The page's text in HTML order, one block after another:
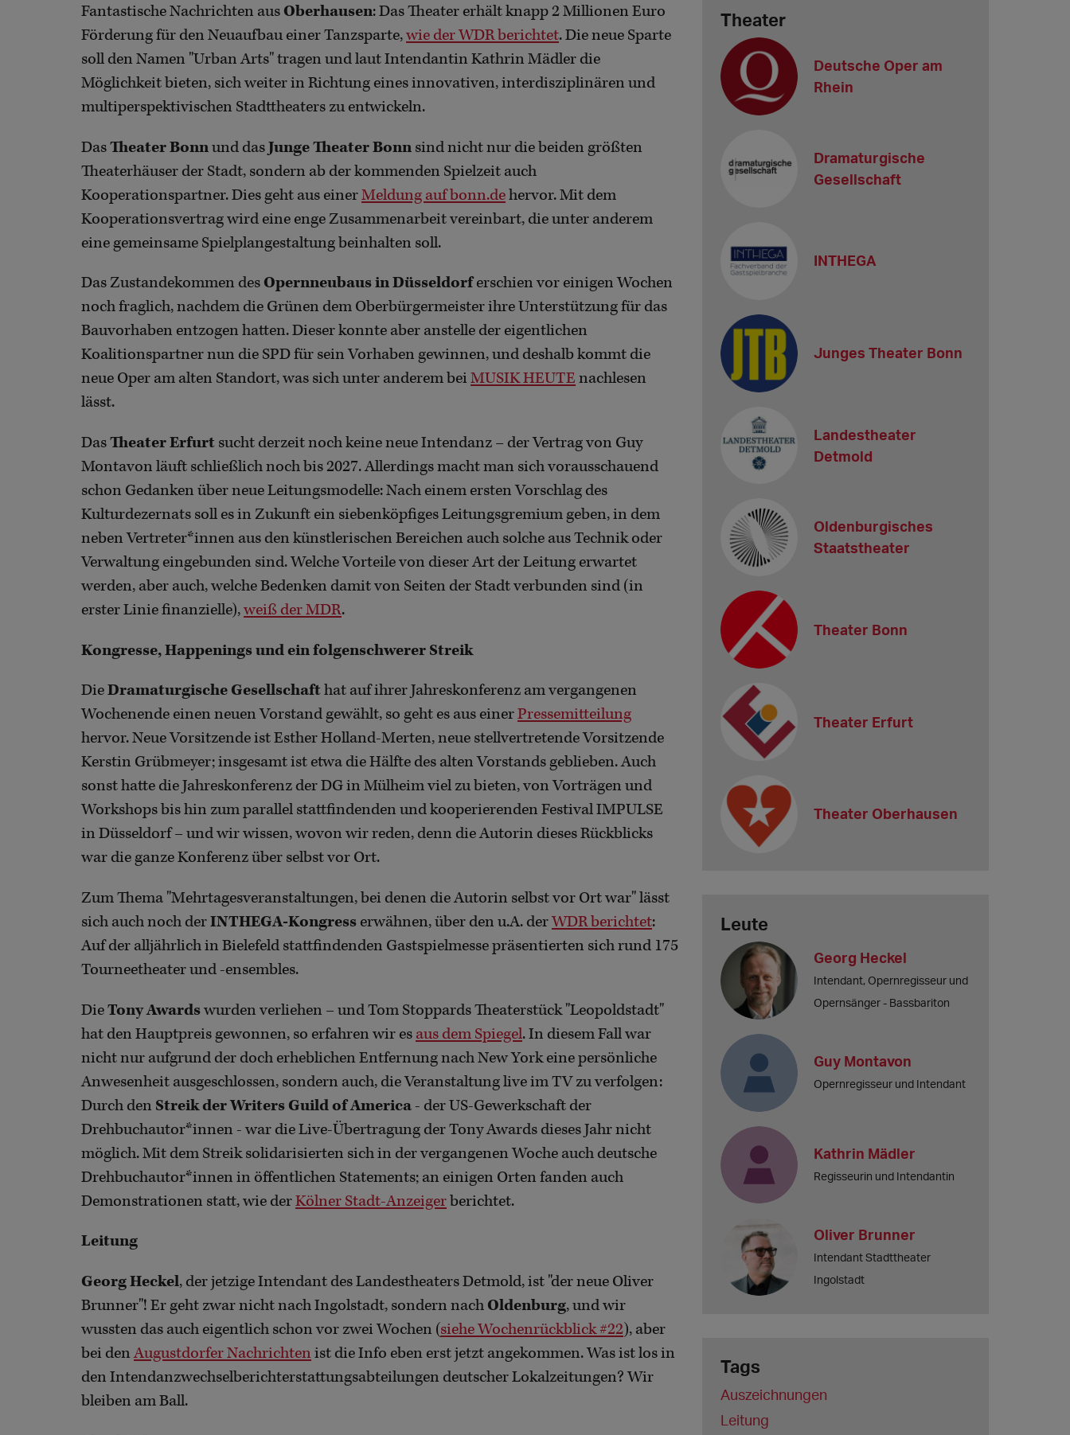
Fantastische Nachrichten aus Oberhausen: Das Theater erhält knapp 2 Millionen Euro
Förderung für den Neuaufbau einer Tanzsparte,wie der WDR berichtet. Die neue Sparte
soll den Namen "Urban Arts" tragen und laut Intendantin Kathrin Mädler die
Möglichkeit bieten, sich weiter in Richtung eines innovativen, interdisziplinären und
multiperspektivischen Stadttheaters zu entwickeln.
DasTheater Bonnund dasJunge Theater Bonn sind nicht nur die beiden größten
Theaterhäuser der Stadt, sondern ab der kommenden Spielzeit auch
Kooperationspartner. Dies geht aus einerMeldung auf bonn.dehervor. Mit dem
Kooperationsvertrag wird eine enge Zusammenarbeit vereinbart, die unter anderem
eine gemeinsame Spielplangestaltung beinhalten soll.
Das Zustandekommen des Opernneubaus in Düsseldorferschien vor einigen Wochen
noch fraglich, nachdem die Grünen dem Oberbürgermeister ihre Unterstützung für das
Bauvorhaben entzogen hatten. Dieser konnte aber anstelle der eigentlichen
Koalitionspartner nun die SPD für sein Vorhaben gewinnen, und deshalb kommt die
neue Oper am alten Standort, was sich unter anderem bei MUSIK HEUTE nachlesen
lässt.
DasTheater Erfurt sucht derzeit noch keine neue Intendanz – der Vertrag von Guy
Montavon läuft schließlich noch bis 2027. Allerdings macht man sich vorausschauend
schon Gedanken über neue Leitungsmodelle: Nach einem ersten Vorschlag des
Kulturdezernats soll es in Zukunft ein siebenköpfiges Leitungsgremium geben, in dem
neben Vertreter*innen aus den künstlerischen Bereichen auch solche aus Technik oder
Verwaltung eingebunden sind. Welche Vorteile von dieser Art der Leitung erwartet
werden, aber auch, welche Bedenken damit von Seiten der Stadt verbunden sind (in
erster Linie finanzielle),weiß der MDR.
Kongresse, Happenings und ein folgenschwerer Streik
DieDramaturgische Gesellschaft hat auf ihrer Jahreskonferenz am vergangenen
Wochenende einen neuen Vorstand gewählt, so geht es aus einerPressemitteilung
hervor. Neue Vorsitzende ist Esther Holland-Merten, neue stellvertretende Vorsitzende
Kerstin Grübmeyer; insgesamt ist etwa die Hälfte des alten Vorstands geblieben. Auch
sonst hatte die Jahreskonferenz der DG in Mülheim viel zu bieten, von Vorträgen und
Workshops bis hin zum parallel stattfindenden und kooperierenden Festival IMPULSE
in Düsseldorf – und wir wissen, wovon wir reden, denn die Autorin dieses Rückblicks
war die ganze Konferenz über selbst vor Ort.
Zum Thema "Mehrtagesveranstaltungen, bei denen die Autorin selbst vor Ort war" lässt
sich auch noch derINTHEGA-Kongress erwähnen, über den u.A. derWDR berichtet:
Auf der alljährlich in Bielefeld stattfindenden Gastspielmesse präsentierten sich rund 175
Tourneetheater und -ensembles.
DieTony Awardswurden verliehen – und Tom Stoppards Theaterstück "Leopoldstadt"
hat den Hauptpreis gewonnen, so erfahren wir es aus dem Spiegel. In diesem Fall war
nicht nur aufgrund der doch erheblichen Entfernung nach New York eine persönliche
Anwesenheit ausgeschlossen, sondern auch, die Veranstaltung live im TV zu verfolgen:
Durch den Streik der Writers Guild of America - der US-Gewerkschaft der
Drehbuchautor*innen - war die Live-Übertragung der Tony Awards dieses Jahr nicht
möglich. Mit dem Streik solidarisierten sich in der vergangenen Woche auch deutsche
Drehbuchautor*innen in öffentlichen Statements; an einigen Orten fanden auch
Demonstrationen statt, wie derKölner Stadt-Anzeigerberichtet.
Leitung
Georg Heckel, der jetzige Intendant des Landestheaters Detmold, ist "der neue Oliver
Brunner"! Er geht zwar nicht nach Ingolstadt, sondern nach Oldenburg, und wir
wussten das auch eigentlich schon vor zwei Wochen (siehe Wochenrückblick #22), aber
bei denAugustdorfer Nachrichten ist die Info eben erst jetzt angekommen. Was ist los in
den Intendanzwechselberichterstattungsabteilungen deutscher Lokalzeitungen? Wir
bleiben am Ball.
Theater
Deutsche Oper am
Rhein
Dramaturgische
Gesellschaft
INTHEGA
Junges Theater Bonn
Landestheater
Detmold
Oldenburgisches
Staatstheater
Theater Bonn
Theater Erfurt
Theater Oberhausen
Leute
Georg Heckel
Intendant, Opernregisseur und
Opernsänger - Bassbariton
Guy Montavon
Opernregisseur und Intendant
Kathrin Mädler
Regisseurin und Intendantin
Oliver Brunner
Intendant Stadttheater
Ingolstadt
Tags
Auszeichnungen
Leitung